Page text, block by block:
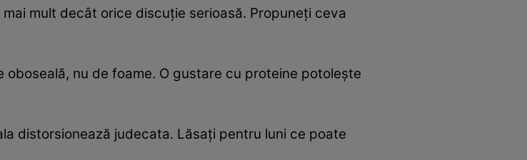
mult decât orice discuție serioasă. Propuneți ceva
nu de foame. O gustare cu proteine potolește
distorsionează judecata. Lăsați pentru luni ce poate